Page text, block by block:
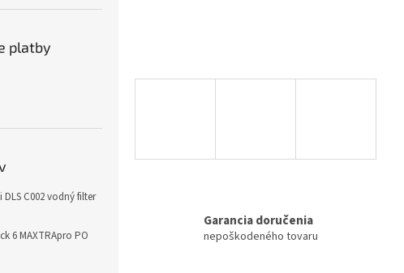
platby
DLS C002 vodný filter
6 MAXTRApro PO
Garancia doručenia
nepoškodeného tovaru